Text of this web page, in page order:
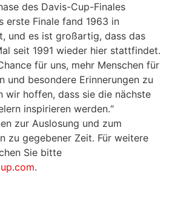
des Davis-Cup-Finales
erste Finale fand 1963 in
und es ist großartig, dass das
seit 1991 wieder hier stattfindet.
für uns, mehr Menschen für
und besondere Erinnerungen zu
wir hoffen, dass sie die nächste
inspirieren werden.“
zur Auslosung und zum
zu gegebener Zeit. Für weitere
Sie bitte
.